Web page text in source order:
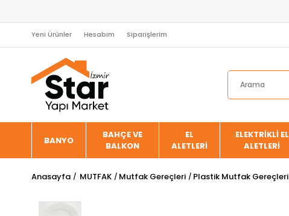
Yeni Ürünler Hesabım Siparişlerim
BANYO
BAHÇE VE
BALKON
EL
ALETLERİ
ELEKTRİKLİ EL
ALETLERİ
Anasayfa MUTFAK Mutfak Gereçleri Plastik Mutfak Gereçleri